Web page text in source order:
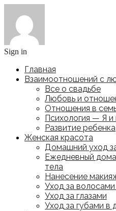
Sign in
Главная
Взаимоотношений с
Все о свадьбе
Любовь и
Отношения в
Психология — Я
Развитие ребенка
Женская красота
Домашний уход
Ежедневный
тела
Нанесение
Уход за
Уход за глазами
Уход за губами в